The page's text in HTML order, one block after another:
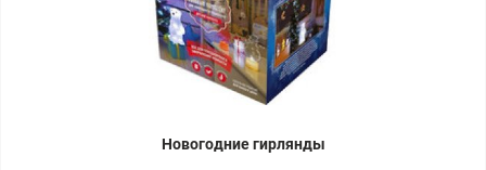
Новогодние гирлянды